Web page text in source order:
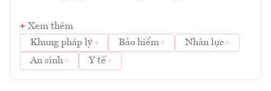
Xem thêm
Khung pháp lý
Bảo hiểm
Nhân lực
An sinh
Y tế